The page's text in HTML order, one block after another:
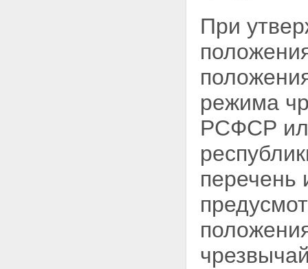
При
режима
РСФСР
перечень